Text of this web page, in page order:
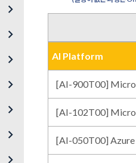
keyboard_arrow_right
keyboard_arrow_right
keyboard_arrow_right
keyboard_arrow_right
keyboard_arrow_right
keyboard_arrow_right
keyboard_arrow_right
AI Platform
[AI-900T00]
[AI-102T00]
[AI-050T00] Azure